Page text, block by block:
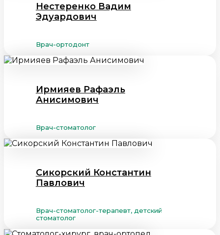
Нестеренко Вадим
Эдуардович
Врач-ортодонт
Ирмияев Рафаэль
Анисимович
Врач-стоматолог
Сикорский Константин
Павлович
Врач-стоматолог-терапевт, детский
стоматолог